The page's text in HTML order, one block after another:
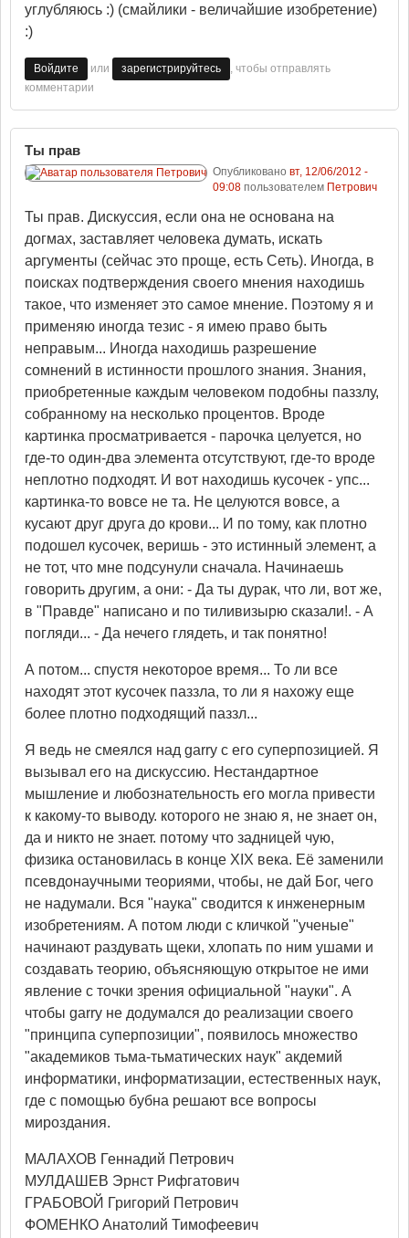
углубляюсь :) (смайлики - величайшие изобретение)
:)
Войдите или зарегистрируйтесь
, чтобы отправлять
комментарии
Ты прав
Опубликовано вт, 12/06/2012 -
09:08пользователем Петрович
Ты прав. Дискуссия, если она не основана на
догмах, заставляет человека думать, искать
аргументы (сейчас это проще, есть Сеть). Иногда, в
поисках подтверждения своего мнения находишь
такое, что изменяет это самое мнение. Поэтому я и
применяю иногда тезис - я имею право быть
неправым... Иногда находишь разрешение
сомнений в истинности прошлого знания. Знания,
приобретенные каждым человеком подобны паззлу,
собранному на несколько процентов. Вроде
картинка просматривается - парочка целуется, но
где-то один-два элемента отсутствуют, где-то вроде
неплотно подходят. И вот находишь кусочек - упс...
картинка-то вовсе не та. Не целуются вовсе, а
кусают друг друга до крови... И по тому, как плотно
подошел кусочек, веришь - это истинный элемент, а
не тот, что мне подсунули сначала. Начинаешь
говорить другим, а они: - Да ты дурак, что ли, вот же,
в "Правде" написано и по тиливизырю сказали!. - А
погляди... - Да нечего глядеть, и так понятно!
А потом... спустя некоторое время... То ли все
находят этот кусочек паззла, то ли я нахожу еще
более плотно подходящий паззл...
Я ведь не смеялся над garry с его суперпозицией. Я
вызывал его на дискуссию. Нестандартное
мышление и любознательность его могла привести
к какому-то выводу. которого не знаю я, не знает он,
да и никто не знает. потому что задницей чую,
физика остановилась в конце XIX века. Её заменили
псевдонаучными теориями, чтобы, не дай Бог, чего
не надумали. Вся "наука" сводится к инженерным
изобретениям. А потом люди с кличкой "ученые"
начинают раздувать щеки, хлопать по ним ушами и
создавать теорию, объясняющую открытое не ими
явление с точки зрения официальной "науки". А
чтобы garry не додумался до реализации своего
"принципа суперпозиции", появилось множество
"академиков тьма-тьматических наук" акдемий
информатики, информатизации, естественных наук,
где с помощью бубна решают все вопросы
мироздания.
МАЛАХОВ Геннадий Петрович
МУЛДАШЕВ Эрнст Рифгатович
ГРАБОВОЙ Григорий Петрович
ФОМЕНКО Анатолий Тимофеевич